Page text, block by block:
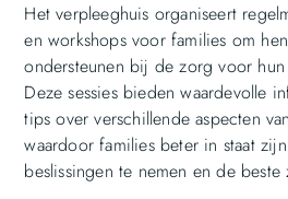
Het verpleeghuis organiseert
en workshops voor families om
ondersteunen bij de zorg voor
Deze sessies bieden waardevolle
tips over verschillende aspecten
waardoor families beter in staat
beslissingen te nemen en de